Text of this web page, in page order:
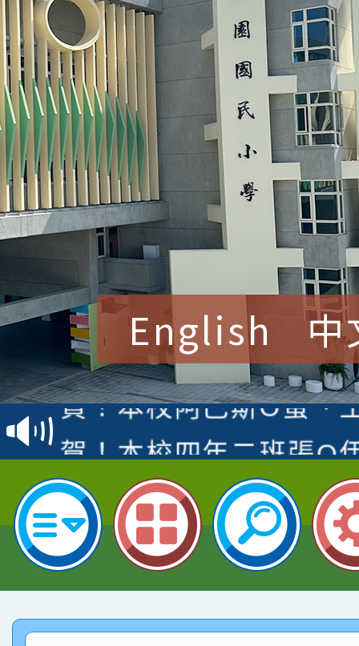
English 中
賀！本校參加桃園市中
賽 洪綺君教師榮獲社
名
賀！本校阿巴斯O蜜、
倩參加桃園市科展 國
名 指導老師王老師、
賀！本校四年二班張O
園市英語競賽國小朗讀
指導老師林老師
賀！本校參加桃園市中
賽 劉文瑛教師榮獲教
臺灣台語-第二名
賀！本校參與2026世
市賽榮獲科學小創客佳
創客第三名。
賀！本校參加桃園市中
賽 洪綺君教師榮獲社
賀！本校阿巴斯O蜜、